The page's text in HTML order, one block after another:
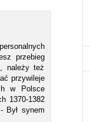
przebieg
należy też
przywileje
w Polsce
1370-1382
Był synem